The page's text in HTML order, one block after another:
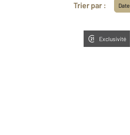
Trier par : Date
Exclusivité